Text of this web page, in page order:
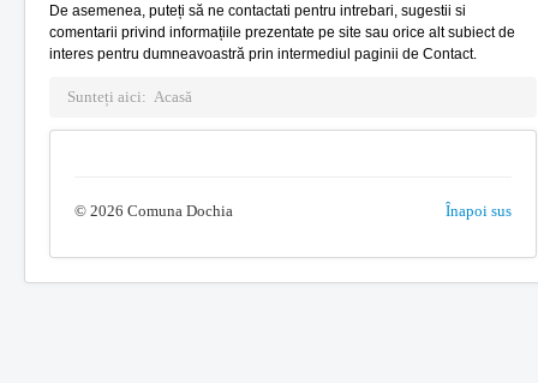
De asemenea, puteți să ne contactati pentru intrebari, sugestii si
comentarii privind informațiile prezentate pe site sau orice alt subiect de
interes pentru dumneavoastră prin intermediul paginii de Contact.
Sunteți aici: Acasă
Înapoi sus
© 2026 Comuna Dochia